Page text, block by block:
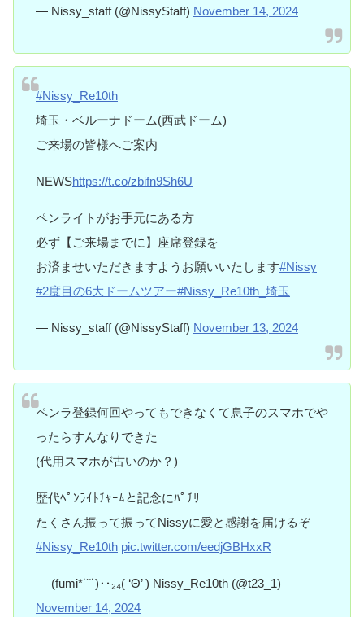
— Nissy_staff (@NissyStaff) November 14, 2024
#Nissy_Re10th
埼玉・ベルーナドーム(西武ドーム)
ご来場の皆様へご案内
NEWShttps://t.co/zbifn9Sh6U
ペンライトがお手元にある方
必ず【ご来場までに】座席登録を
お済ませいただきますようお願いいたします#Nissy
#2度目の6大ドームツアー#Nissy_Re10th_埼玉
— Nissy_staff (@NissyStaff) November 13, 2024
ペンラ登録何回やってもできなくて息子のスマホでや
ったらすんなりできた
(代用スマホが古いのか？)
歴代ﾍﾟﾝﾗｲﾄﾁｬｰﾑと記念にﾊﾟﾁﾘ
たくさん振って振ってNissyに愛と感謝を届けるぞ
#Nissy_Re10th pic.twitter.com/eedjGBHxxR
— (fumi*˙˘˙)‥₂₄( ‘Θ’ ) Nissy_Re10th (@t23_1)
November 14, 2024